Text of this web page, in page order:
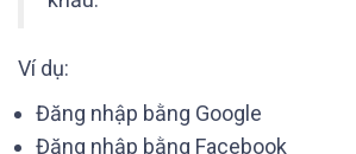
Ví dụ:
Đăng nhập bằng Google
Đăng nhập bằng Facebook